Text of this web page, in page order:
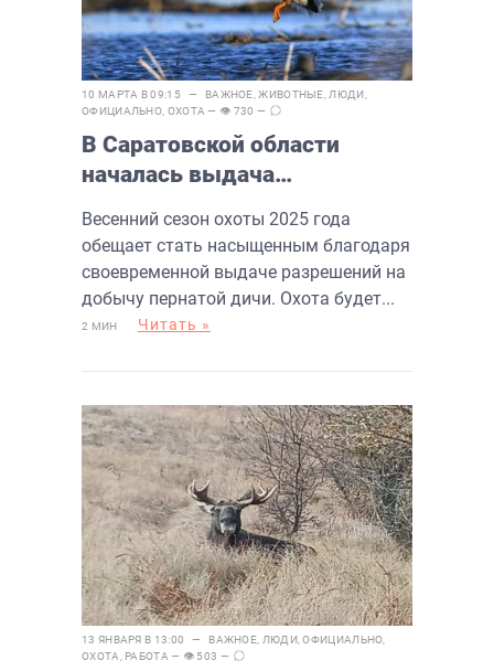
10 МАРТА В 09:15 — ВАЖНОЕ ,ЖИВОТНЫЕ ЛЮДИ
ОФИЦИАЛЬНО ОХОТА — 👁 730 —
В Саратовской области
началась выдача
охоту
Весенний сезон охоты 2025 года
обещает стать насыщенным благодаря
своевременной выдаче разрешений на
добычу пернатой дичи. Охота будет...
2 МИН Читать »
13 ЯНВАРЯ В 13:00 — ВАЖНОЕ ЛЮДИ,ОФИЦИАЛЬНО
ОХОТА
РАБОТА — 👁 503 —